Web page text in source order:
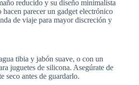
reducido y su diseño minimalista
parecer un gadget electrónico
de viaje para mayor discreción y
tibia y jabón suave, o con un
juguetes de silicona. Asegúrate de
seco antes de guardarlo.